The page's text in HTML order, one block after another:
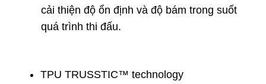
cải thiện độ ổn định và độ bám trong suốt
quá trình thi đấu.
TPU TRUSSTIC™ technology